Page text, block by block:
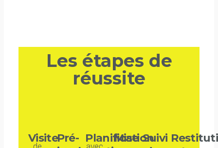
Les étapes de
réussite
VisitePré- Planification
Mise Suivi